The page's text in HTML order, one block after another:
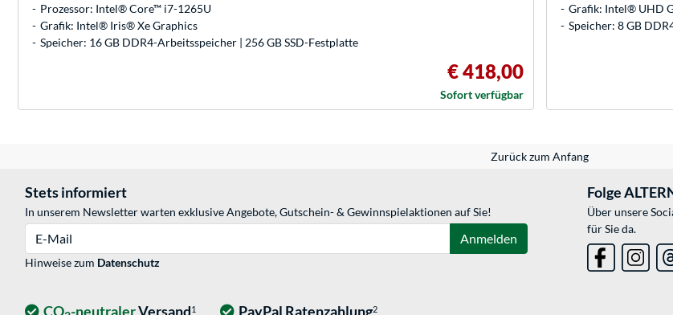
Prozessor: Intel® Core™ i7-1265U
Grafik: Intel® Iris® Xe Graphics
Speicher: 16 GB DDR4-Arbeitsspeicher | 256 GB SSD-Festplatte
€ 418,00
Sofort verfügbar
Grafik: Intel® UHD
Speicher: 8 GB
Zurück zum Anfang
Stets informiert
In unserem Newsletter warten exklusive Angebote, Gutschein- & Gewinnspielaktionen auf Sie!
E-Mail
Anmelden
Hinweise zum Datenschutz
Folge
Über unsere
für Sie da.
CO -neutralerVersand1 PayPal Ratenzahlung2